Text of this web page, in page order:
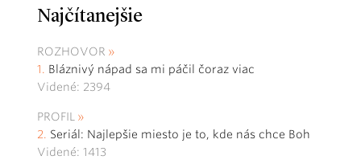
Najčítanejšie
ROZHOVOR
Bláznivý nápad sa mi páčil čoraz viac
Videné: 2394
PROFIL
Seriál: Najlepšie miesto je to, kde nás chce Boh
Videné: 1413